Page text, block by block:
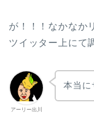
が！！！なかなか
ツイッター上にて
アーリー出川
本当に